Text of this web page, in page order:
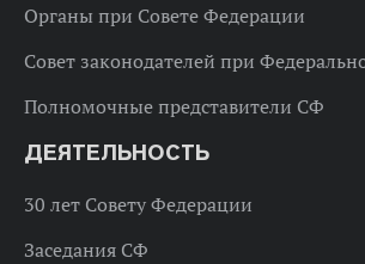
Органы при Совете Федерации
Совет законодателей при
Полномочные представители СФ
ДЕЯТЕЛЬНОСТЬ
30 лет Совету Федерации
Заседания СФ